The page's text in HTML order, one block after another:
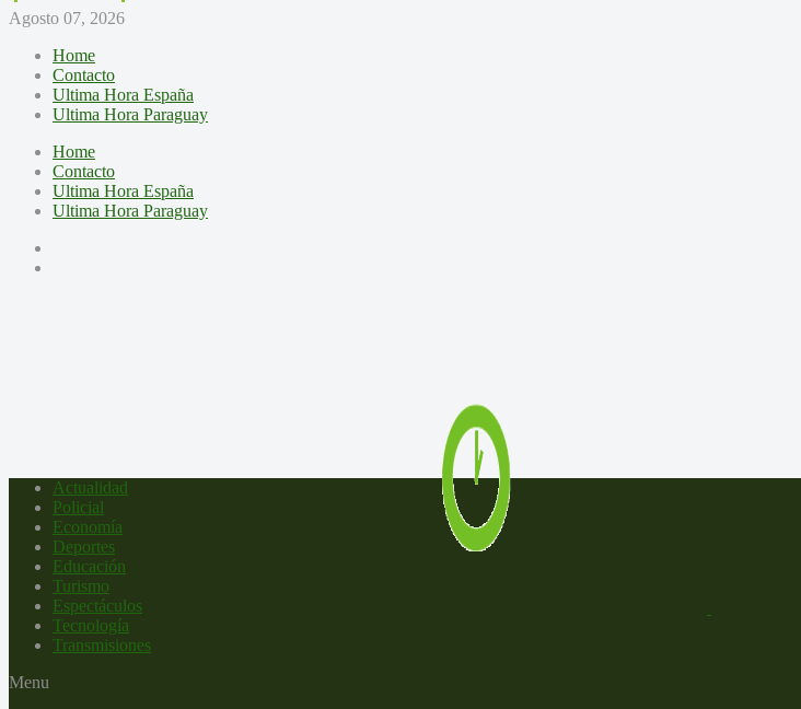
Agosto 07, 2026
Home
Contacto
Ultima Hora España
Ultima Hora Paraguay
Home
Contacto
Ultima Hora España
Ultima Hora Paraguay
Actualidad
Policial
Economía
Deportes
Educación
Turismo
Espectáculos
Tecnología
Transmisiones
Menu